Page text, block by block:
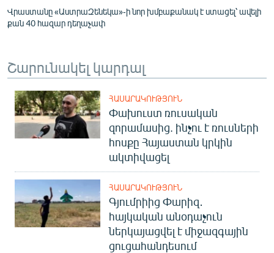
Վրաստանը «ԱստրաԶենեկա»-ի նոր խմբաքանակ է ստացել՝ ավելի
քան 40 հազար դեղաչափ
Շարունակել կարդալ
ՀԱՍԱՐԱԿՈՒԹՅՈՒՆ
Փախուստ ռուսական
զորամասից. ինչու է ռուսների
հոսքը Հայաստան կրկին
ակտիվացել
ՀԱՍԱՐԱԿՈՒԹՅՈՒՆ
Գյումրիից Փարիզ․
հայկական անօդաչուն
ներկայացվել է միջազգային
ցուցահանդեսում